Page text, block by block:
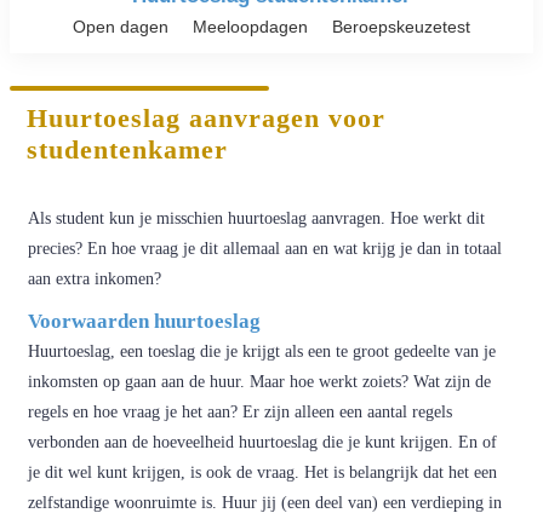
Open dagen Meeloopdagen Beroepskeuzetest
Huurtoeslag aanvragen voor
studentenkamer
Als student kun je misschien huurtoeslag aanvragen. Hoe werkt dit
precies? En hoe vraag je dit allemaal aan en wat krijg je dan in totaal
aan extra inkomen?
Voorwaarden huurtoeslag
Huurtoeslag, een toeslag die je krijgt als een te groot gedeelte van je
inkomsten op gaan aan de huur. Maar hoe werkt zoiets? Wat zijn de
regels en hoe vraag je het aan? Er zijn alleen een aantal regels
verbonden aan de hoeveelheid huurtoeslag die je kunt krijgen. En of
je dit wel kunt krijgen, is ook de vraag. Het is belangrijk dat het een
zelfstandige woonruimte is. Huur jij (een deel van) een verdieping in